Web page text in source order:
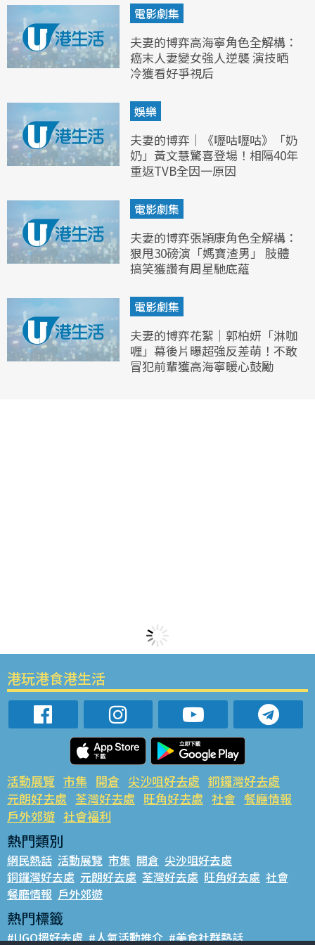
電影劇集
夫妻的博弈高海寧角色全解構：
癌末人妻變女強人逆襲 演技晒
冷獲看好爭視后
娛樂
夫妻的博弈｜《嚦咕嚦咕》「奶
奶」黃文慧驚喜登場！相隔40年
重返TVB全因一原因
電影劇集
夫妻的博弈張頴康角色全解構：
狠甩30磅演「媽寶渣男」 肢體
搞笑獲讚有周星馳底蘊
電影劇集
夫妻的博弈花絮｜郭柏妍「淋咖
喱」幕後片曝超強反差萌！不敢
冒犯前輩獲高海寧暖心鼓勵
港玩港食港生活
活動展覽 市集 開倉 尖沙咀好去處 銅鑼灣好去處
元朗好去處 荃灣好去處 旺角好去處 社會 餐廳情報
戶外郊遊 社會福利
熱門類別
網民熱話 活動展覽 市集 開倉 尖沙咀好去處
銅鑼灣好去處 元朗好去處 荃灣好去處 旺角好去處 社會
餐廳情報 戶外郊遊
熱門標籤
#UGO搵好去處 #人氣活動推介 #美食社群熱話